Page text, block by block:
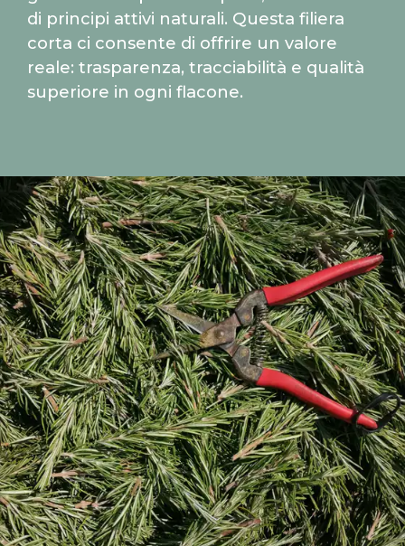
di principi attivi naturali. Questa filiera
corta ci consente di offrire un valore
reale: trasparenza, tracciabilità e qualità
superiore in ogni flacone.